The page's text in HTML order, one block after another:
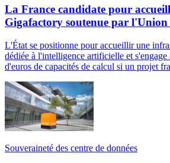
La France candidate pour
Gigafactory soutenue par l'Union
L'État se positionne pour accueillir une
dédiée à l'intelligence artificielle et
d'euros de capacités de calcul si un projet
Souveraineté des centre de données